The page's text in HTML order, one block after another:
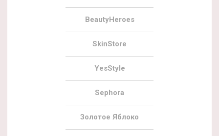
BeautyHeroes
SkinStore
YesStyle
Sephora
Золотое Яблоко